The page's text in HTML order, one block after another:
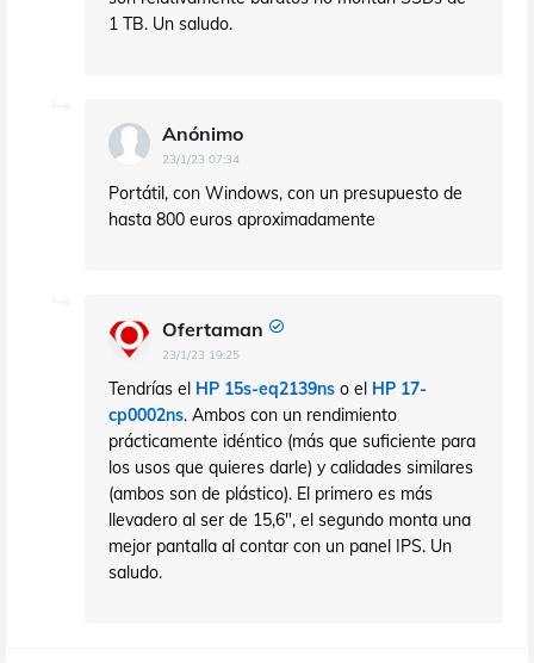
1 TB. Un saludo.
Anónimo
23/1/23 07:34
Portátil, con Windows, con un presupuesto de
hasta 800 euros aproximadamente
Ofertaman
23/1/23 19:25
Tendrías el HP 15s-eq2139ns o el HP 17-
cp0002ns. Ambos con un rendimiento
prácticamente idéntico (más que suficiente para
los usos que quieres darle) y calidades similares
(ambos son de plástico). El primero es más
llevadero al ser de 15,6", el segundo monta una
mejor pantalla al contar con un panel IPS. Un
saludo.